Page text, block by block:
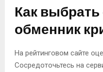
Как
обменник
На рейтинговом сайте
Сосредоточьтесь на